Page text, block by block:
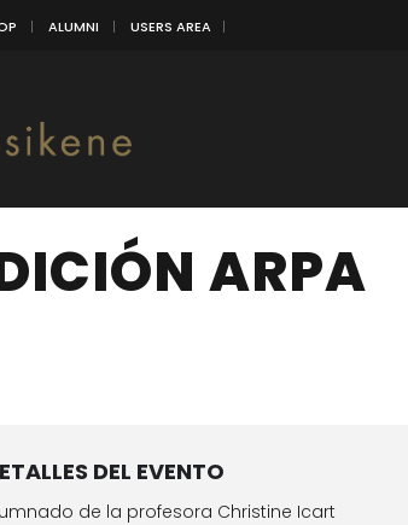
ALUMNI USERS AREA
ARPA
DEL EVENTO
de la profesora Christine Icart